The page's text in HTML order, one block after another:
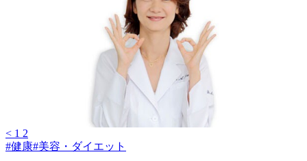
< 1 2
#健康#美容・ダイエット